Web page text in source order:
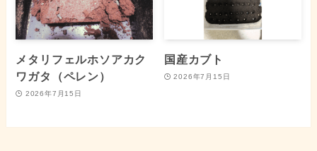
メタリフェルホソアカク
ワガタ（ペレン）
2026年7月15日
国産カブト
2026年7月15日